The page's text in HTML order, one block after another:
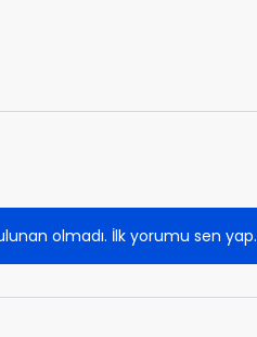
olmadı. İlk yorumu sen yap.